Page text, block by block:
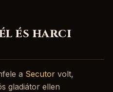
és harci
a Secutor volt,
gladiátor ellen